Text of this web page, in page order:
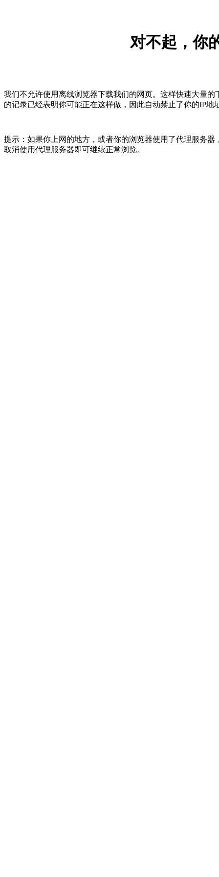
对不起，你
我们不允许使用离线浏览器下载我们的网页。这样快速大量
的记录已经表明你可能正在这样做，因此自动禁止了你的IP
提示：如果你上网的地方，或者你的浏览器使用了代理服务
取消使用代理服务器即可继续正常浏览。